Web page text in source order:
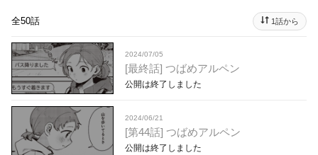
全50話 1話から
2024/07/05
[最終話] つばめアルペン
公開は終了しました
2024/06/21
[第44話] つばめアルペン
公開は終了しました